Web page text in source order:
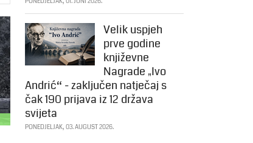
Velik uspjeh
prve godine
književne
Nagrade „Ivo
Andrić“ - zaključen natječaj s
čak 190 prijava iz 12 država
svijeta
PONEDJELJAK, 03. AUGUST 2026.